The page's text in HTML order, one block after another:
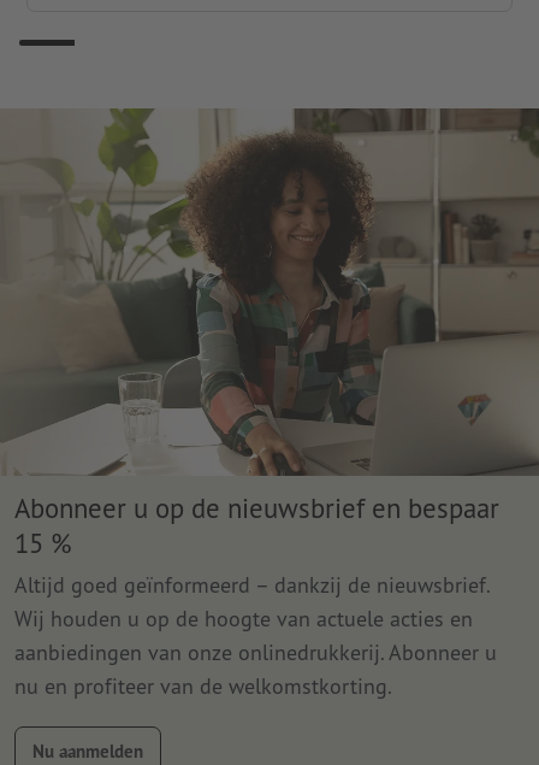
Abonneer u op de nieuwsbrief en bespaar
15 %
Altijd goed geïnformeerd – dankzij de nieuwsbrief.
Wij houden u op de hoogte van actuele acties en
aanbiedingen van onze onlinedrukkerij. Abonneer u
nu en profiteer van de welkomstkorting.
Nu aanmelden